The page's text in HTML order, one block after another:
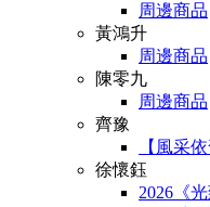
周邊商品
黃鴻升
周邊商品
陳零九
周邊商品
齊豫
【風采
徐懷鈺
2026《